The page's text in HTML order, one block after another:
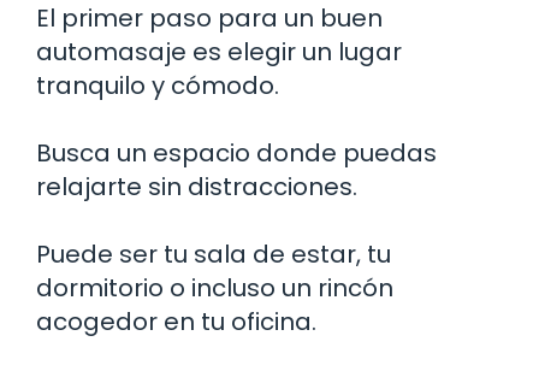
El primer paso para un buen
automasaje es elegir un lugar
tranquilo y cómodo.
Busca un espacio donde puedas
relajarte sin distracciones.
Puede ser tu sala de estar, tu
dormitorio o incluso un rincón
acogedor en tu oficina.